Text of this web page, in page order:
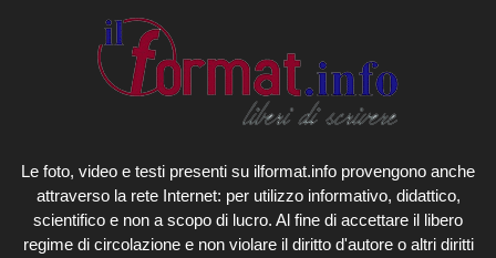
Le foto, video e testi presenti su ilformat.info provengono anche
attraverso la rete Internet: per utilizzo informativo, didattico,
scientifico e non a scopo di lucro. Al fine di accettare il libero
regime di circolazione e non violare il diritto d'autore o altri diritti